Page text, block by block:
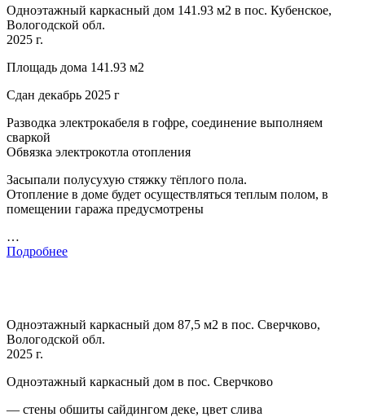
Одноэтажный каркасный дом 141.93 м2 в пос. Кубенское,
Вологодской обл.
2025 г.
Площадь дома 141.93 м2
Сдан декабрь 2025 г
Разводка электрокабеля в гофре, соединение выполняем
сваркой
Обвязка электрокотла отопления
Засыпали полусухую стяжку тёплого пола.
Отопление в доме будет осуществляться теплым полом, в
помещении гаража предусмотрены
…
Подробнее
Одноэтажный каркасный дом 87,5 м2 в пос. Сверчково,
Вологодской обл.
2025 г.
Одноэтажный каркасный дом в пос. Сверчково
— стены обшиты сайдингом деке, цвет слива